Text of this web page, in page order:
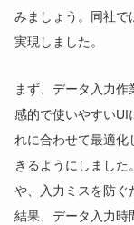
みましょう。同社で
実現しました。
まず、データ入力
感的で使いやすいUI
れに合わせて最適化
きるようにしまし
や、入力ミスを防ぐ
結果、データ入力時